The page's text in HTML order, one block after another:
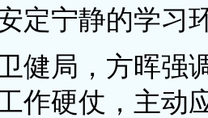
定宁静的学习
局，方晖强
作硬仗，主动